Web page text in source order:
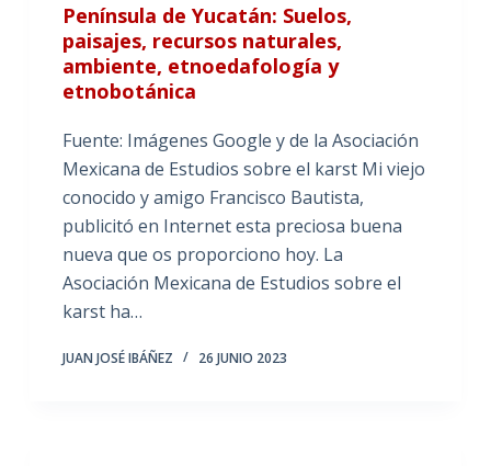
Península de Yucatán: Suelos,
paisajes, recursos naturales,
ambiente, etnoedafología y
etnobotánica
Fuente: Imágenes Google y de la Asociación
Mexicana de Estudios sobre el karst Mi viejo
conocido y amigo Francisco Bautista,
publicitó en Internet esta preciosa buena
nueva que os proporciono hoy. La
Asociación Mexicana de Estudios sobre el
karst ha…
JUAN JOSÉ IBÁÑEZ 26 JUNIO 2023